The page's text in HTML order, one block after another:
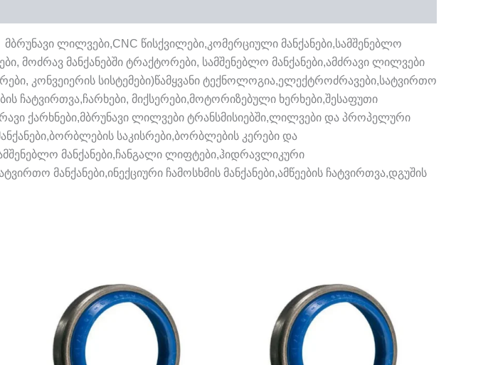
ლილვები,CNC წისქვილები,კომერციული მანქანები,სამშენებლო
მოძრავ მანქანებში ტრაქტორები, სამშენებლო მანქანები,ამძრავი ლილვები
კონვეიერის სისტემები)წამყვანი ტექნოლოგია,ელექტროძრავები,სატვირთო
ჩატვირთვა,ჩარხები, მიქსერები,მოტორიზებული ხერხები,შესაფუთი
ქარხნები,მბრუნავი ლილვები ტრანსმისიებში,ლილვები და პროპელური
საკისრები,ბორბლების კერები და
მანქანები,ჩანგალი ლიფტები,ჰიდრავლიკური
მანქანები,ინექციური ჩამოსხმის მანქანები,ამწეების ჩატვირთვა,დგუშის